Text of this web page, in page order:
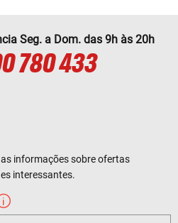
Seg. a Dom. das 9h às 20h
780 433
informações sobre ofertas
interessantes.